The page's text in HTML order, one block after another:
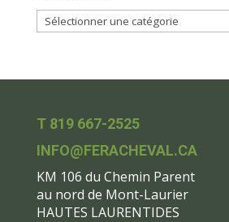
T 819 667-2525
INFO@FERACHEVAL.CA
KM 106 du Chemin Parent
au nord de Mont-Laurier
HAUTES LAURENTIDES